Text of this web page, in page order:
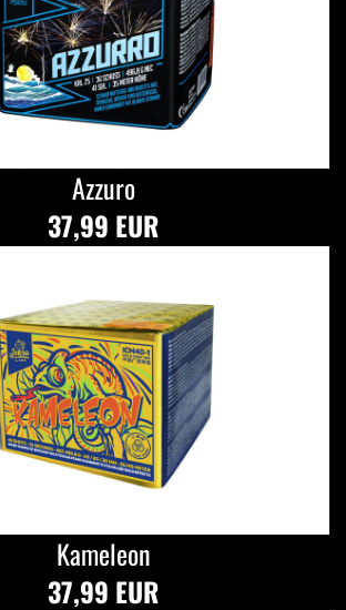
Azzuro
37,99 EUR
Kameleon
37,99 EUR